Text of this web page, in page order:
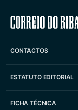
CONTACTOS
ESTATUTO EDITORIAL
FICHA TÉCNICA